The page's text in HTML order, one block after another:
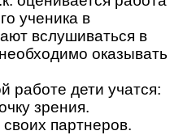
ученика в
вслушиваться в
оказывать
работе дети учатся:
зрения.
своих партнеров.